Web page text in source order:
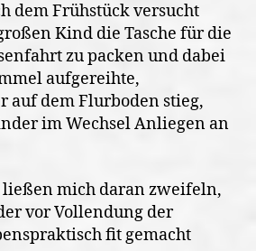
dem Frühstück versucht
Kind die Tasche für die
zu packen und dabei
aufgereihte,
auf dem Flurboden stieg,
im Wechsel Anliegen an
mich daran zweifeln,
vor Vollendung der
fit gemacht